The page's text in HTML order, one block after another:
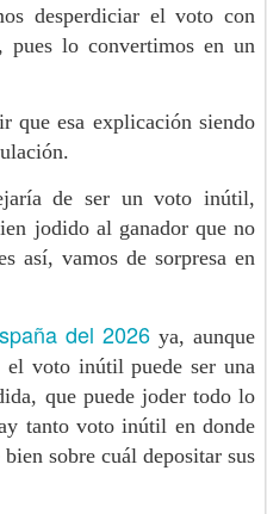
desperdiciar el voto con
pues lo convertimos en un
que esa explicación siendo
de ser un voto inútil,
jodido al ganador que no
así, vamos de sorpresa en
del 2026 ya, aunque
el voto inútil puede ser una
que puede joder todo lo
tanto voto inútil en donde
sobre cuál depositar sus